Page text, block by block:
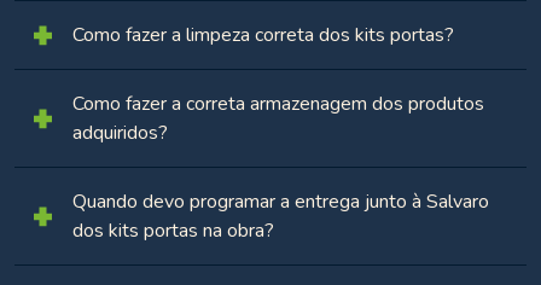
Como fazer a limpeza correta dos kits portas?
Como fazer a correta armazenagem dos produtos
adquiridos?
Quando devo programar a entrega junto à Salvaro
dos kits portas na obra?